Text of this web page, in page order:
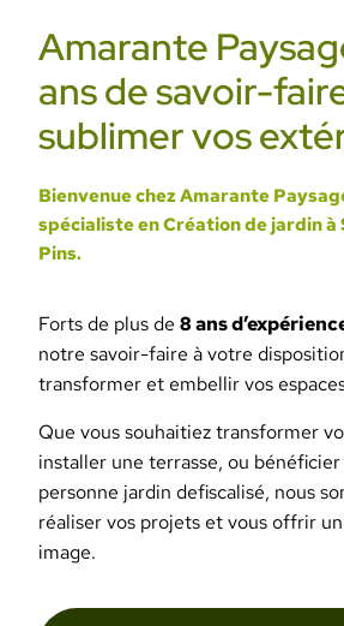
Amarante
ans de savoir-
sublimer vos
Bienvenue chez Amarante
spécialiste en Création de jardin
Pins.
Forts de plus de 8 ans
notre savoir-faire à votre
transformer et embellir vos
Que vous souhaitiez transformer
installer une terrasse, ou
personne jardin defiscalisé, nous
réaliser vos projets et vous offrir
image.